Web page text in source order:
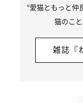
“愛猫ともっと仲
猫のこ
雑誌『